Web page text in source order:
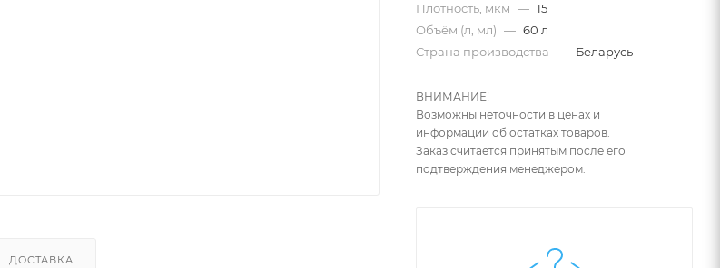
ДОСТАВКА
Плотность, мкм — 15
Объём (л, мл) — 60 л
Страна производства — Беларусь
ВНИМАНИЕ!
Возможны неточности в ценах и
информации об остатках товаров.
Заказ считается принятым после его
подтверждения менеджером.